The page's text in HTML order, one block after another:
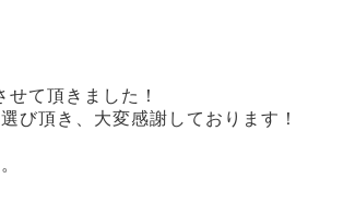
て頂きました！
び頂き、大変感謝しております！